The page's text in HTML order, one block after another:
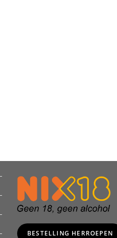
BESTELLING HERROEPEN